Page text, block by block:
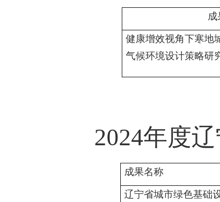
健康增效视角下寒地
气候环境设计策略研
2024年度
成果名称
辽宁省城市绿色基础